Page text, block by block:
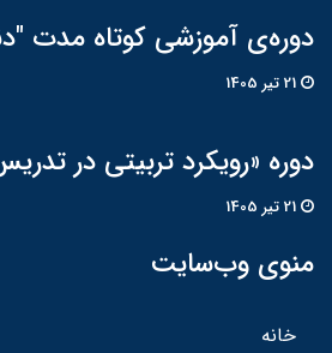
دوره‌ی آموزشی کوتاه مدت
دوره «رویکرد تربیتی در
منوی وب‌سایت
خانه